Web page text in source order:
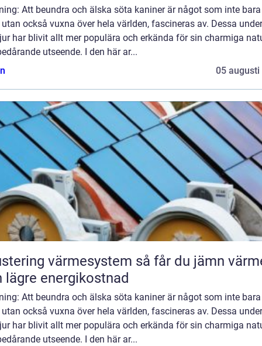
Att beundra och älska söta kaniner är något som inte bara
utan också vuxna över hela världen, fascineras av. Dessa
har blivit allt mer populära och erkända för sin charmiga
utseende. I den här ar...
05 augusti
värmesystem så får du jämn värme
lägre energikostnad
Att beundra och älska söta kaniner är något som inte bara
utan också vuxna över hela världen, fascineras av. Dessa
har blivit allt mer populära och erkända för sin charmiga
utseende. I den här ar...